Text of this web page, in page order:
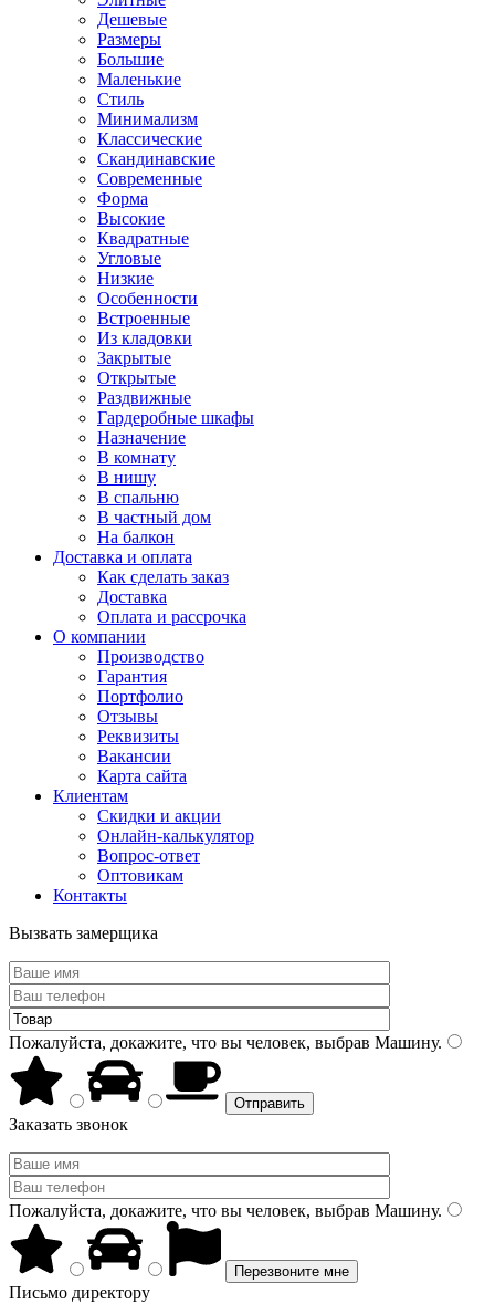
Дешевые
Размеры
Большие
Маленькие
Стиль
Минимализм
Классические
Скандинавские
Современные
Форма
Высокие
Квадратные
Угловые
Низкие
Особенности
Встроенные
Из кладовки
Закрытые
Открытые
Раздвижные
Гардеробные шкафы
Назначение
В комнату
В нишу
В спальню
В частный дом
На балкон
Доставка и оплата
Как сделать заказ
Доставка
Оплата и рассрочка
О компании
Производство
Гарантия
Портфолио
Отзывы
Реквизиты
Вакансии
Карта сайта
Клиентам
Скидки и акции
Онлайн-калькулятор
Вопрос-ответ
Оптовикам
Контакты
Вызвать замерщика
Пожалуйста, докажите, что вы человек, выбрав Машину.
Заказать звонок
Пожалуйста, докажите, что вы человек, выбрав Машину.
Письмо директору